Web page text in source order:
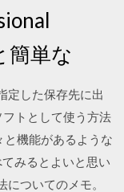
簡単な
定した保存先に出
トとして使う方法
と機能があるような
みるとよいと思い
ついてのメモ。